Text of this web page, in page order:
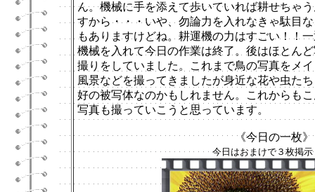
ん。機械に手を添えて歩いていれば耕せちゃ
すから・・・いや、勿論力を入れなきゃ駄目
もありますけどね。耕運機の力はすごい！！
機械を入れて今日の作業は終了。後はほとん
撮りをしていました。これまで鳥の写真をメ
風景などを撮ってきましたが身近な花や虫た
好の被写体なのかもしれません。これからも
写真も撮っていこうと思っています。
《今日の一枚》
今日はおまけで３枚掲示